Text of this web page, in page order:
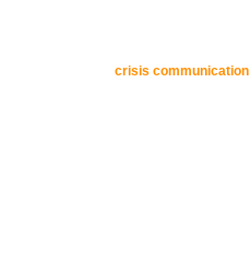
crisis communication